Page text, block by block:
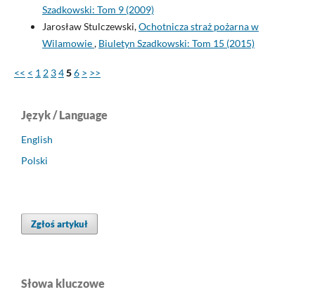
Szadkowski: Tom 9 (2009)
Jarosław Stulczewski,Ochotnicza straż pożarna w
Wilamowie, Biuletyn Szadkowski: Tom 15 (2015)
<< < 1 2 3456 > >>
Język / Language
English
Polski
Zgłoś artykuł
Słowa kluczowe